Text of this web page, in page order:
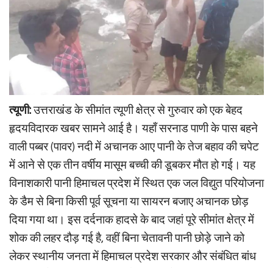
त्यूणी:उत्तराखंड के सीमांत त्यूणी क्षेत्र से गुरुवार को एक बेहद
हृदयविदारक खबर सामने आई है। यहाँ सरनाड पाणी के पास बहने
वाली पब्बर (पावर) नदी में अचानक आए पानी के तेज बहाव की चपेट
में आने से एक तीन वर्षीय मासूम बच्ची की डूबकर मौत हो गई। यह
विनाशकारी पानी हिमाचल प्रदेश में स्थित एक जल विद्युत परियोजना
के डैम से बिना किसी पूर्व सूचना या सायरन बजाए अचानक छोड़
दिया गया था। इस दर्दनाक हादसे के बाद जहां पूरे सीमांत क्षेत्र में
शोक की लहर दौड़ गई है, वहीं बिना चेतावनी पानी छोड़े जाने को
लेकर स्थानीय जनता में हिमाचल प्रदेश सरकार और संबंधित बांध